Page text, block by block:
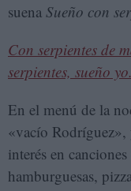
suena Sueño con
Con serpientes de
serpientes, sueño yo.
En el menú de la
«vacío
interés en
hamburguesas,